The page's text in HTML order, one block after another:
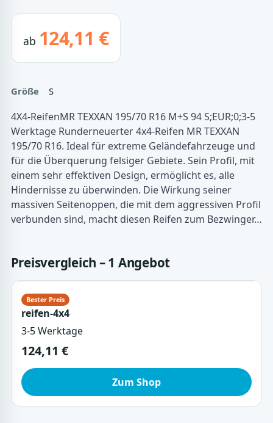
ab 124,11 €
Größe S
4X4-ReifenMR TEXXAN 195/70 R16 M+S 94 S;EUR;0;3-5
Werktage Runderneuerter 4x4-Reifen MR TEXXAN
195/70 R16. Ideal für extreme Geländefahrzeuge und
für die Überquerung felsiger Gebiete. Sein Profil, mit
einem sehr effektiven Design, ermöglicht es, alle
Hindernisse zu überwinden. Die Wirkung seiner
massiven Seitenoppen, die mit dem aggressiven Profil
verbunden sind, macht diesen Reifen zum Bezwinger…
Preisvergleich – 1 Angebot
reifen-4x4
3-5 Werktage
124,11 €
Zum Shop